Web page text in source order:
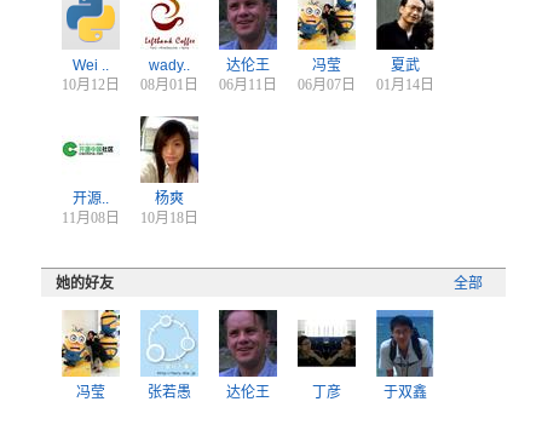
Wei ..
10月12日
wady..
08月01日
达伦王
06月11日
冯莹
06月07日
夏武
01月14日
开源..
11月08日
杨爽
10月18日
全部
她的好友
冯莹 张若愚 达伦王 丁彦 于双鑫